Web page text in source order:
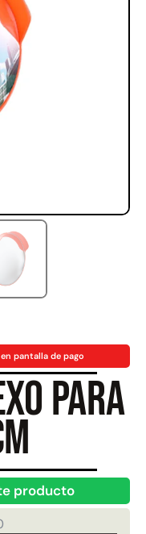
pantalla de pago
para
producto
Juego Modular 35
Juego Modular 25
QplayGround
$9.558.557
$4.790.000
Agregar al carrito